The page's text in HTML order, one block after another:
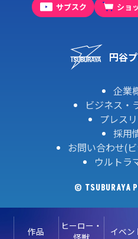
作品
ヒーロー・
イベン
サブスク ショ
円谷
企業
ビジネス・
プレス
採用
お問い合わせ(
ウルトラ
© TSUBURAYA